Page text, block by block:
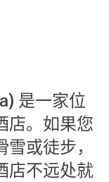
是一家位
店。如果您
或徒步，
店不远处就